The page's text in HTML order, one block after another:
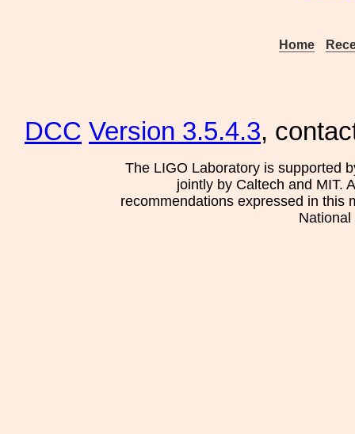
Home
DCC Version 3.5.4.3,
The LIGO Laboratory is supported
jointly by Caltech and MIT.
recommendations expressed in this